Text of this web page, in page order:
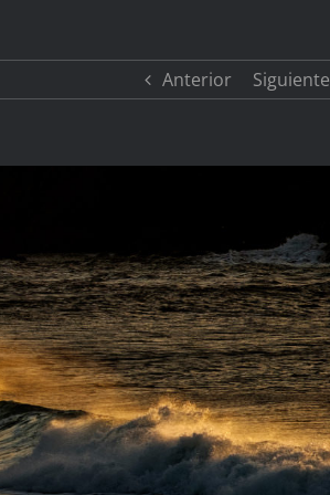
Anterior Siguiente